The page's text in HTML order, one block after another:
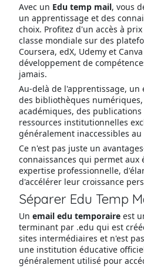
Avec un Edu temp mail, vous
un apprentissage et des
choix. Profitez d'un accès à
classe mondiale sur des
Coursera, edX, Udemy et
développement de
jamais.
Au-delà de l'apprentissage, un
des bibliothèques
académiques, des
ressources institutionnelles
généralement inaccessibles
Ce n'est pas juste un
connaissances qui permet
expertise professionnelle,
d'accélérer leur croissance
Séparer Edu Temp
Un email edu temporaireest
terminant par .edu qui est
sites intermédiaires et n'est
une institution éducative
généralement utilisé pour